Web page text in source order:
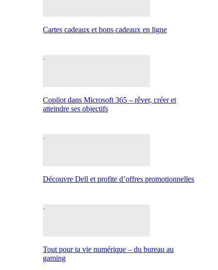
Cartes cadeaux et bons cadeaux en ligne
Copilot dans Microsoft 365 – rêver, créer et
atteindre ses objectifs
Découvre Dell et profite d’offres promotionnelles
Tout pour ta vie numérique – du bureau au
gaming